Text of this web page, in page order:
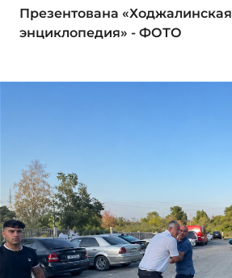
Презентована «Ходжалинская
энциклопедия» - ФОТО